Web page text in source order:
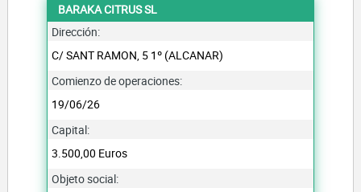
BARAKA CITRUS SL
Dirección:
C/ SANT RAMON, 5 1º (ALCANAR)
Comienzo de operaciones:
19/06/26
Capital:
3.500,00 Euros
Objeto social: